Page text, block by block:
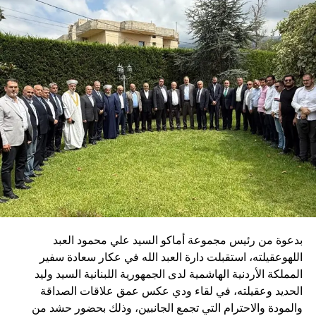
دعمهم وصبرهم خلال فترة التحضير للمناسبة، وقال: “شكراً
لعائلتي، ولعائلات كل تجار وصناعيي الغرب الذين عملوا معنا ولم
يرونا خلال الأسبوعين الماضيين، فنجاح هذا العمل هو ثمرة
دعمكم وتضحياتكم.” مؤكداً أن هذا الإنجاز ما كان ليتحقق لولا
تكاتف الجميع وروح الفريق التي تجمع أعضاء الجمعية.
وختم كلمته بالتأكيد أنه، رغم الظروف الصعبة التي يمر بها لبنان،
يبقى الأمل قائماً، قائلاً: “لبنان… منحبك كتير”، موجهاً الشكر إلى
جميع الحاضرين فرداً فرداً.
وتخللت الأمسية فقرات فنية وشعرية قدّمها الشاعر مازن غنام،
وسط أجواء مميزة عكست روح التضامن والتكافل، وأكدت أهمية
دعم المؤسسات الإنسانية التي تؤدي رسالة وطنية نبيلة وفي
مقدمتها الصليب الأحمر اللبناني.
بدعوة من رئيس مجموعة أماكو السيد علي محمود العبد
اللهوعقيلته، استقبلت دارة العبد الله في عكار سعادة سفير
المملكة الأردنية الهاشمية لدى الجمهورية اللبنانية السيد وليد
الحديد وعقيلته، في لقاء ودي عكس عمق علاقات الصداقة
والمودة والاحترام التي تجمع الجانبين، وذلك بحضور حشد من